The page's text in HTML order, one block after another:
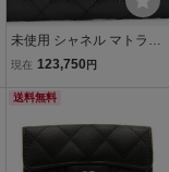
未使用 シャネル マトラッ
セ ココマーク キャビアス
カード ケース パスケース
現在 123,750 円
送料無料